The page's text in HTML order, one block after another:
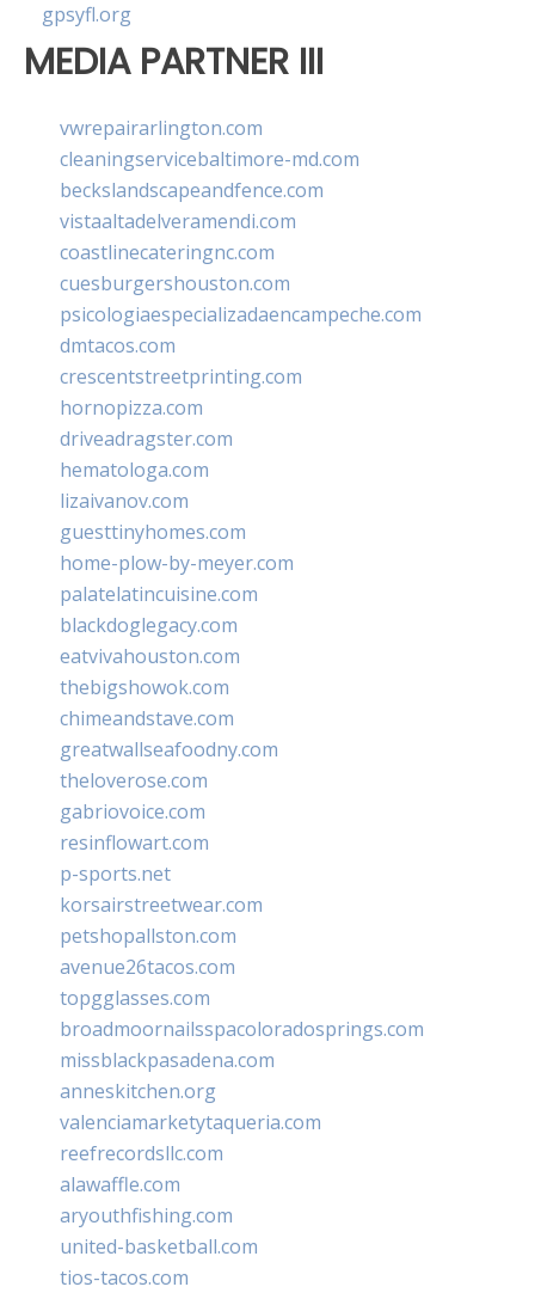
gpsyfl.org
MEDIA PARTNER III
vwrepairarlington.com
cleaningservicebaltimore-md.com
beckslandscapeandfence.com
vistaaltadelveramendi.com
coastlinecateringnc.com
cuesburgershouston.com
psicologiaespecializadaencampeche.com
dmtacos.com
crescentstreetprinting.com
hornopizza.com
driveadragster.com
hematologa.com
lizaivanov.com
guesttinyhomes.com
home-plow-by-meyer.com
palatelatincuisine.com
blackdoglegacy.com
eatvivahouston.com
thebigshowok.com
chimeandstave.com
greatwallseafoodny.com
theloverose.com
gabriovoice.com
resinflowart.com
p-sports.net
korsairstreetwear.com
petshopallston.com
avenue26tacos.com
topgglasses.com
broadmoornailsspacoloradosprings.com
missblackpasadena.com
anneskitchen.org
valenciamarketytaqueria.com
reefrecordsllc.com
alawaffle.com
aryouthfishing.com
united-basketball.com
tios-tacos.com